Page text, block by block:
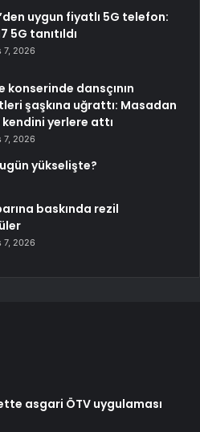
uygun fiyatlı 5G telefon:
5G tanıtıldı
7, 2026
konserinde dansçının
şaşkına uğrattı: Masadan
yerlere attı
7, 2026
yükselişte?
baskında rezil
7, 2026
asgari ÖTV uygulaması